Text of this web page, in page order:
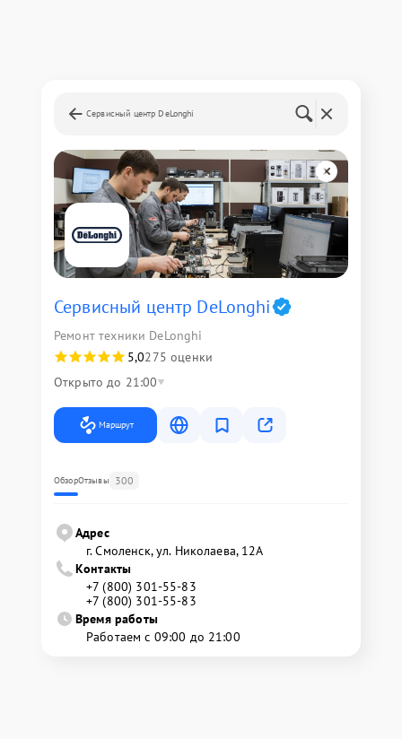
Сервисный центр DeLonghi
Сервисный центр DeLonghi
Ремонт техники DeLonghi
5,0275 оценки
Открыто до 21:00
Маршрут
ОбзорОтзывы 300
Адрес
г. Смоленск, ул. Николаева, 12А
Контакты
+7 (800) 301-55-83
+7 (800) 301-55-83
Время работы
Работаем с 09:00 до 21:00